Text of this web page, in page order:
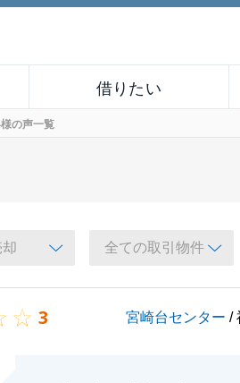
借りたい
の声一覧
3 宮崎台センター /